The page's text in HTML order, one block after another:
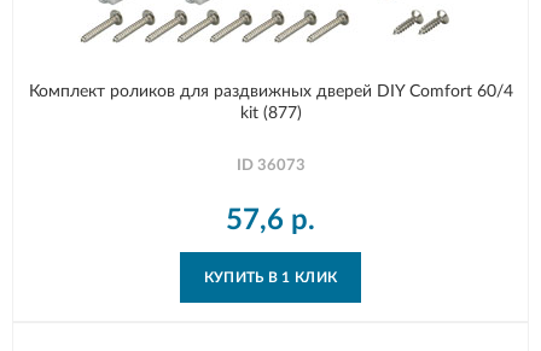
Комплект роликов для раздвижных дверей DIY Comfort 60/4
kit (877)
ID 36073
57,6 р.
КУПИТЬ В 1 КЛИК